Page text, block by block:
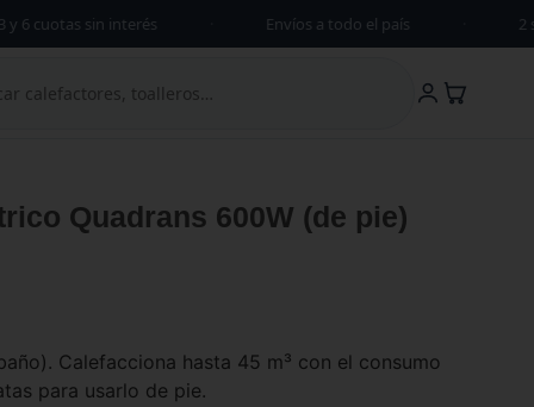
6 cuotas sin interés Envíos a todo el país 2
Quadrans 600W (de pie)
Calefacciona hasta 45 m³ con el consumo
para usarlo de pie.